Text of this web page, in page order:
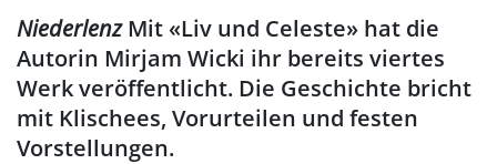
NiederlenzMit «Liv und Celeste» hat die
Autorin Mirjam Wicki ihr bereits viertes
Werk veröffentlicht. Die Geschichte bricht
mit Klischees, Vorurteilen und festen
Vorstellungen.